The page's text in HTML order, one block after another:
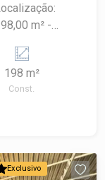
m² -
Este
para
198 m²
Const.
Exclusivo